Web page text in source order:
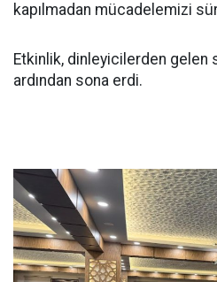
kapılmadan mücadelemizi
Etkinlik, dinleyicilerden gelen
ardından sona erdi.